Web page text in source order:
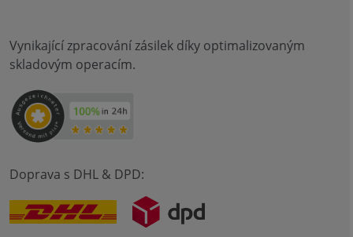
Vynikající zpracování zásilek díky optimalizovaným
skladovým operacím.
Doprava s DHL & DPD: